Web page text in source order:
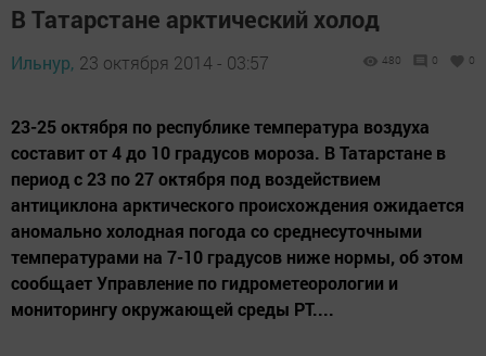
В Татарстане арктический холод
Ильнур, 23 октября 2014 - 03:57 480 0 0
23-25 октября по республике температура воздуха
составит от 4 до 10 градусов мороза. В Татарстане в
период с 23 по 27 октября под воздействием
антициклона арктического происхождения ожидается
аномально холодная погода со среднесуточными
температурами на 7-10 градусов ниже нормы, об этом
сообщает Управление по гидрометеорологии и
мониторингу окружающей среды РТ....